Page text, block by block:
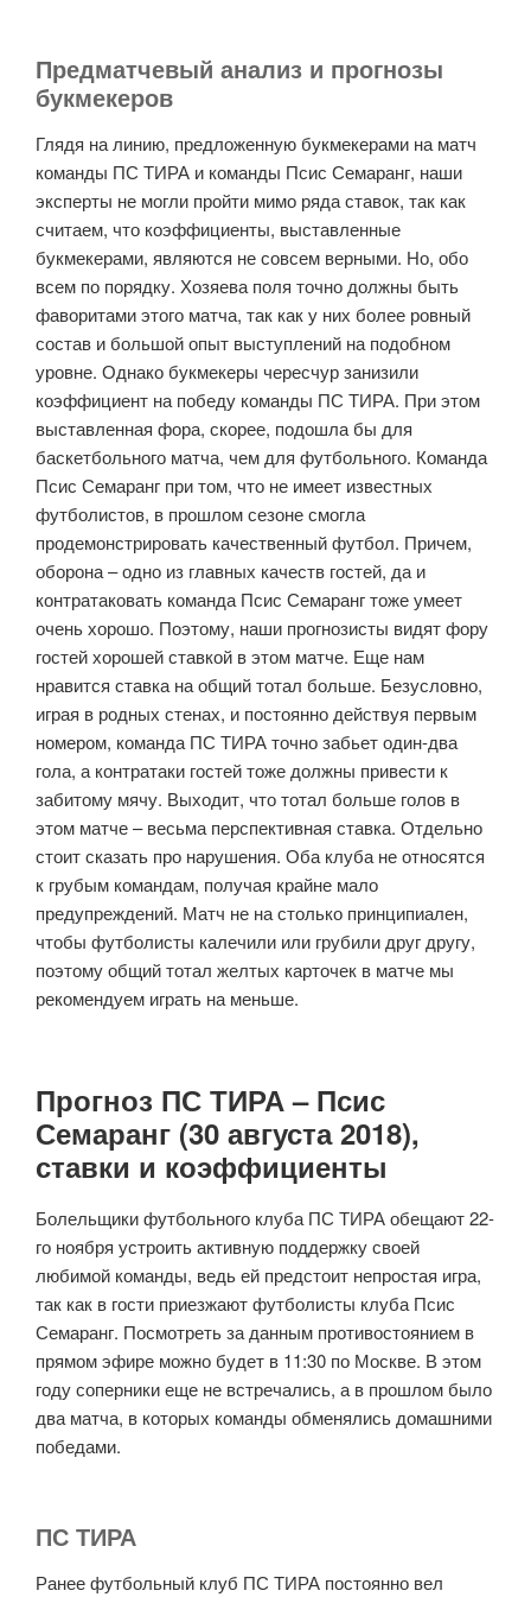
Предматчевый анализ и прогнозы
букмекеров
Глядя на линию, предложенную букмекерами на матч
команды ПС ТИРА и команды Псис Семаранг, наши
эксперты не могли пройти мимо ряда ставок, так как
считаем, что коэффициенты, выставленные
букмекерами, являются не совсем верными. Но, обо
всем по порядку. Хозяева поля точно должны быть
фаворитами этого матча, так как у них более ровный
состав и большой опыт выступлений на подобном
уровне. Однако букмекеры чересчур занизили
коэффициент на победу команды ПС ТИРА. При этом
выставленная фора, скорее, подошла бы для
баскетбольного матча, чем для футбольного. Команда
Псис Семаранг при том, что не имеет известных
футболистов, в прошлом сезоне смогла
продемонстрировать качественный футбол. Причем,
оборона – одно из главных качеств гостей, да и
контратаковать команда Псис Семаранг тоже умеет
очень хорошо. Поэтому, наши прогнозисты видят фору
гостей хорошей ставкой в этом матче. Еще нам
нравится ставка на общий тотал больше. Безусловно,
играя в родных стенах, и постоянно действуя первым
номером, команда ПС ТИРА точно забьет один-два
гола, а контратаки гостей тоже должны привести к
забитому мячу. Выходит, что тотал больше голов в
этом матче – весьма перспективная ставка. Отдельно
стоит сказать про нарушения. Оба клуба не относятся
к грубым командам, получая крайне мало
предупреждений. Матч не на столько принципиален,
чтобы футболисты калечили или грубили друг другу,
поэтому общий тотал желтых карточек в матче мы
рекомендуем играть на меньше.
Прогноз ПС ТИРА – Псис
Семаранг (30 августа 2018),
ставки и коэффициенты
Болельщики футбольного клуба ПС ТИРА обещают 22-
го ноября устроить активную поддержку своей
любимой команды, ведь ей предстоит непростая игра,
так как в гости приезжают футболисты клуба Псис
Семаранг. Посмотреть за данным противостоянием в
прямом эфире можно будет в 11:30 по Москве. В этом
году соперники еще не встречались, а в прошлом было
два матча, в которых команды обменялись домашними
победами.
ПС ТИРА
Ранее футбольный клуб ПС ТИРА постоянно вел